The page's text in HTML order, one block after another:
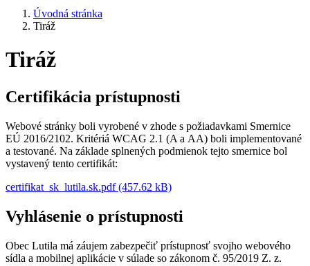
Úvodná stránka
Tiráž
Tiráž
Certifikácia prístupnosti
Webové stránky boli vyrobené v zhode s požiadavkami Smernice
EÚ 2016/2102. Kritériá WCAG 2.1 (A a AA) boli implementované
a testované. Na základe splnených podmienok tejto smernice bol
vystavený tento certifikát:
certifikat_sk_lutila.sk.pdf (457.62 kB)
Vyhlásenie o prístupnosti
Obec Lutila má záujem zabezpečiť prístupnosť svojho webového
sídla a mobilnej aplikácie v súlade so zákonom č. 95/2019 Z. z.